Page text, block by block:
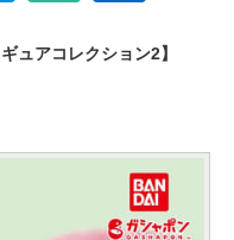
ュアコレクション2】